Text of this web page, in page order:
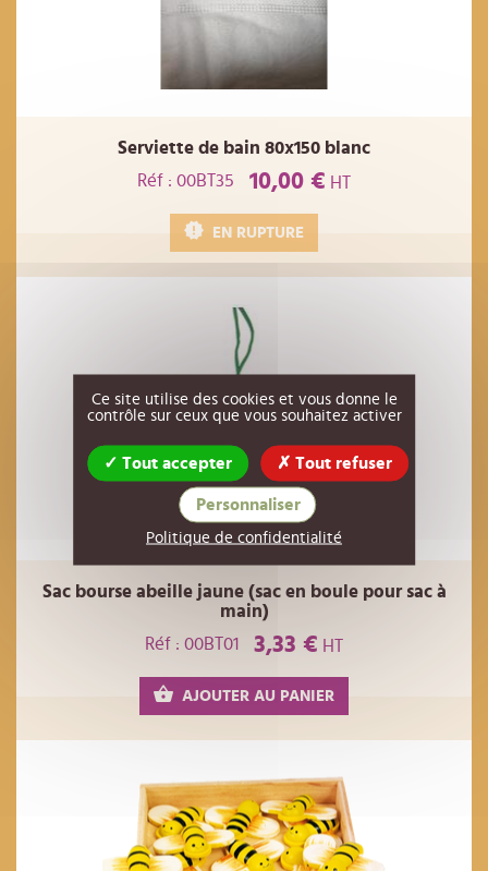
Serviette de bain 80x150 blanc
Réf : 00BT35
10,00 € HT
EN RUPTURE
Sac bourse abeille jaune (sac en boule pour sac à
main)
Réf : 00BT01
3,33 € HT
AJOUTER AU PANIER
Ce site utilise des cookies et vous donne le
contrôle sur ceux que vous souhaitez activer
Tout accepter Tout refuser
Personnaliser
Politique de confidentialité